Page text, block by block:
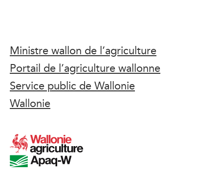
Ministre wallon de l’agriculture
Portail de l’agriculture wallonne
Service public de Wallonie
Wallonie